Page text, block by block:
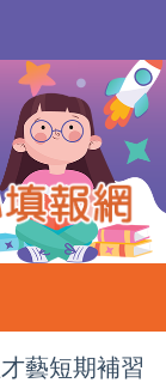
藝短期補習